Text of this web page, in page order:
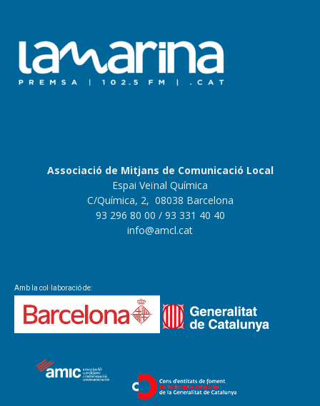
Associació de Mitjans de Comunicació Local
Espai Veïnal Química
C/Química, 2, 08038 Barcelona
93 296 80 00 / 93 331 40 40
info@amcl.cat
Amb la col·laboració de: